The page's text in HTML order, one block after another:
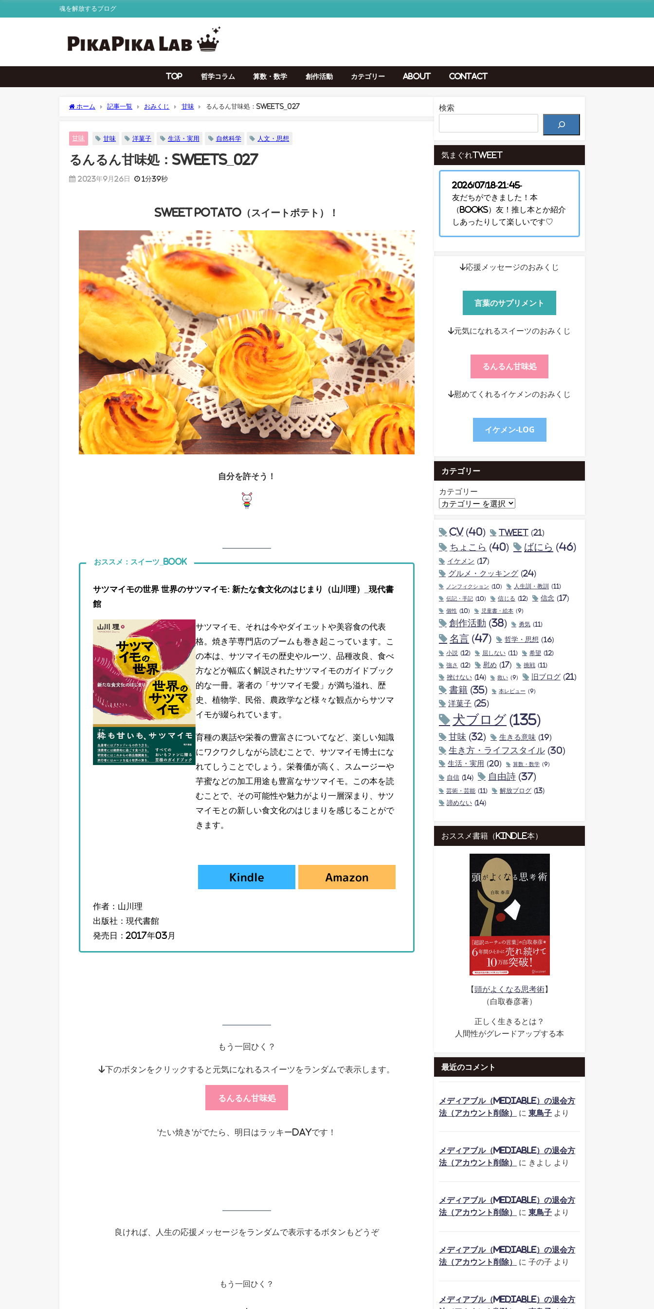
魂を解放するブログ
TOP 哲学コラム 算数・数学 創作活動 カテゴリー About Contact
ホーム 記事一覧 おみくじ 甘味 るんるん甘味処：Sweets_027
甘味 甘味 洋菓子 生活・実用 自然科学 人文・思想
るんるん甘味処：Sweets_027
2023年9月26日 1分39秒
Sweet Potato（スイートポテト）！
自分を許そう！
おススメ：スイーツ_Book
サツマイモの世界 世界のサツマイモ: 新たな食文化のはじまり（山川理）_ 現代書
館
サツマイモ、それは今やダイエットや美容食の代表
格。焼き芋専門店のブームも巻き起こっています。こ
の本は、サツマイモの歴史やルーツ、品種改良、食べ
方などが幅広く解説されたサツマイモのガイドブック
的な一冊。著者の「サツマイモ愛」が満ち溢れ、歴
史、植物学、民俗、農政学など様々な観点からサツマ
イモが綴られています。
育種の裏話や栄養の豊富さについてなど、楽しい知識
にワクワクしながら読むことで、サツマイモ博士にな
れてしうことでしょう。栄養価が高く、スムージーや
芋蜜などの加工用途も豊富なサツマイモ。この本を読
むことで、その可能性や魅力がより一層深まり、サツ
マイモとの新しい食文化のはじまりを感じることがで
きます。
作者：山川理
出版社：現代書館
発売日：2017年03月
もう一回ひく？
↓下のボタンをクリックすると元気になれるスイーツをランダムで表示します。
るんるん甘味処
'たい焼き'がでたら、明日はラッキーdayです！
良ければ、人生の応援メッセージをランダムで表示するボタンもどうぞ
もう一回ひく？
検索
気まぐれTweet
2026/07/18-21:45-
友だちができました！本
（Books）友！推し本とか紹介
しあったりして楽しいです♡
↓応援メッセージのおみくじ
言葉のサプリメント
↓元気になれるスイーツのおみくじ
るんるん甘味処
↓慰めてくれるイケメンのおみくじ
イケメン-LOG
カテゴリー
カテゴリー
CV (40) tweet (21)
ちょこら (40) ばにら (46)
イケメン (17)
グルメ・クッキング (24)
ノンフィクション (10) 人生訓・教訓 (11)
伝記・手記 (10) 信じる (12) 信念 (17)
個性 (10) 児童書・絵本 (9)
創作活動 (38) 勇気 (11)
名言 (47) 哲学・思想 (16)
小説 (12) 屈しない (11) 希望 (12)
強さ (12) 慰め (17) 挑戦 (11)
挫けない (14) 救い (9) 旧ブログ (21)
書籍 (35) 本レビュー (9)
洋菓子 (25)
犬ブログ (135)
甘味 (32) 生きる意味 (19)
生き方・ライフスタイル (30)
生活・実用 (20) 算数・数学 (9)
自信 (14) 自由詩 (37)
芸術・芸能 (11) 解放ブログ (13)
諦めない (14)
おススメ書籍（kindle本）
【頭がよくなる思考術】
（白取春彦著）
正しく生きるとは？
人間性がグレードアップする本
最近のコメント
メディアブル（mediable）の退会方
法（アカウント削除）
に 東鳥子 より
メディアブル（mediable）の退会方
法（アカウント削除）
に きよし より
メディアブル（mediable）の退会方
法（アカウント削除）
に 東鳥子 より
メディアブル（mediable）の退会方
法（アカウント削除）
に 子の子 より
メディアブル（mediable）の退会方